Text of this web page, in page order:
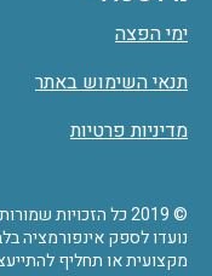
ימי הפצה
תנאי השימוש באתר
מדיניות פרטיות
© 2019 כל הזכויות
נועדו לספק אינפורמציה
מקצועית או תחליף